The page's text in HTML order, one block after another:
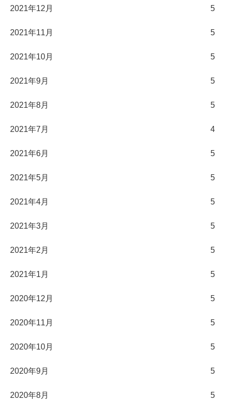
2021年12月 5
2021年11月 5
2021年10月 5
2021年9月 5
2021年8月 5
2021年7月 4
2021年6月 5
2021年5月 5
2021年4月 5
2021年3月 5
2021年2月 5
2021年1月 5
2020年12月 5
2020年11月 5
2020年10月 5
2020年9月 5
2020年8月 5